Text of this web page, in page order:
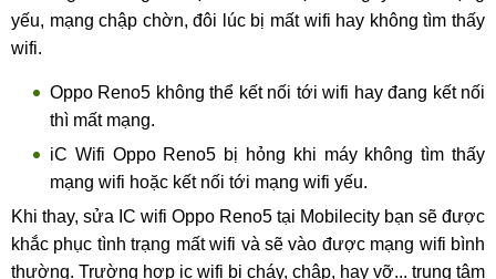
yếu, mạng chập chờn, đôi lúc bị mất wifi hay không tìm thấy
wifi.
Oppo Reno5 không thể kết nối tới wifi hay đang kết nối
thì mất mạng.
iC Wifi Oppo Reno5 bị hỏng khi máy không tìm thấy
mạng wifi hoặc kết nối tới mạng wifi yếu.
Khi thay, sửa IC wifi Oppo Reno5 tại Mobilecity bạn sẽ được
khắc phục tình trạng mất wifi và sẽ vào được mạng wifi bình
thường. Trường hợp ic wifi bị cháy, chập, hay vỡ... trung tâm